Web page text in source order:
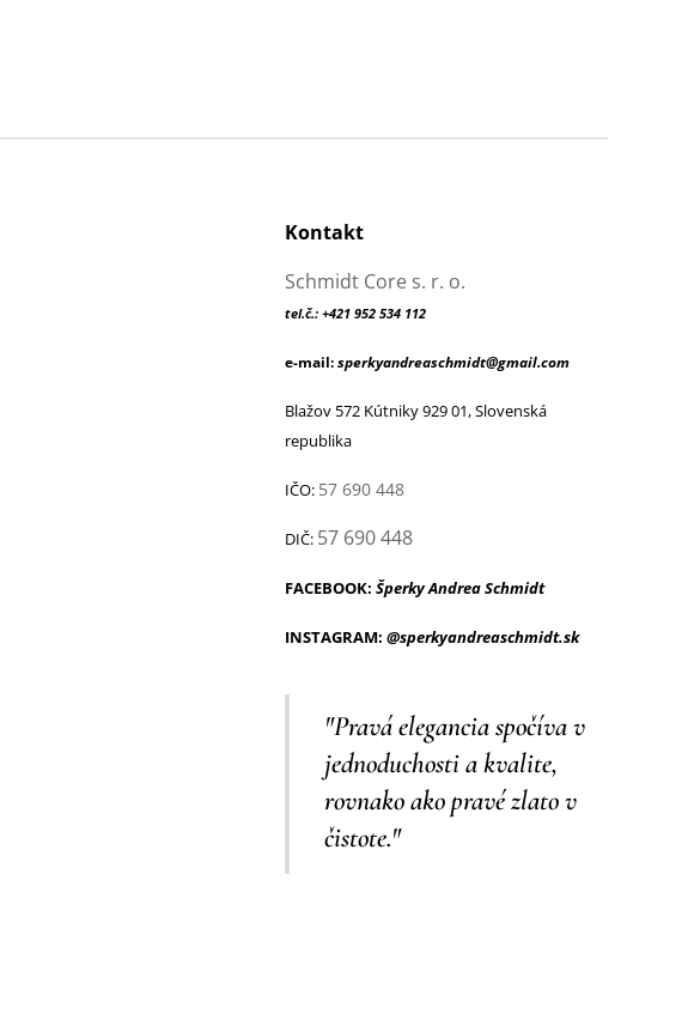
Kontakt
Schmidt Core s. r. o.
tel.č.: +421 952 534 112
e-mail: sperkyandreaschmidt@gmail.com
Blažov 572 Kútniky 929 01, Slovenská
republika
IČO: 57 690 448
DIČ: 57 690 448
FACEBOOK: Šperky Andrea Schmidt
INSTAGRAM: @sperkyandreaschmidt.sk
"Pravá elegancia spočíva v
jednoduchosti a kvalite,
rovnako ako pravé zlato v
čistote."